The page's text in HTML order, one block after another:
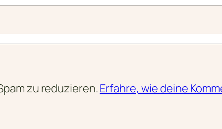
zu reduzieren.Erfahre, wie deine